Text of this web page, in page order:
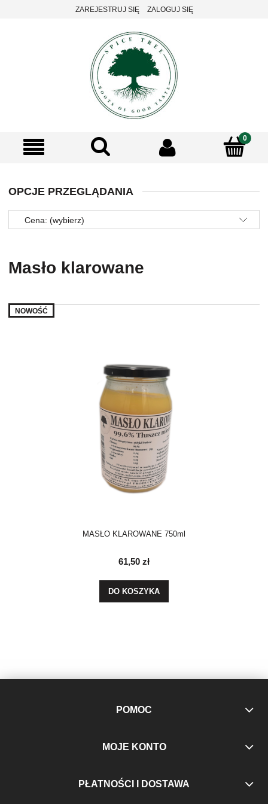
ZAREJESTRUJ SIĘ ZALOGUJ SIĘ
OPCJE PRZEGLĄDANIA
Cena: (wybierz)
Masło klarowane
MASŁO KLAROWANE 750ml
61,50 zł
DO KOSZYKA
NOWOŚĆ
POMOC
MOJE KONTO
PŁATNOŚCI I DOSTAWA